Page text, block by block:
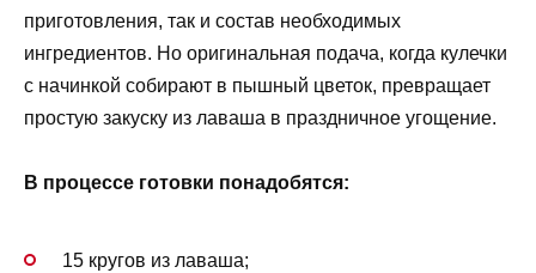
приготовления, так и состав необходимых
ингредиентов. Но оригинальная подача, когда кулечки
с начинкой собирают в пышный цветок, превращает
простую закуску из лаваша в праздничное угощение.
В процессе готовки понадобятся:
15 кругов из лаваша;